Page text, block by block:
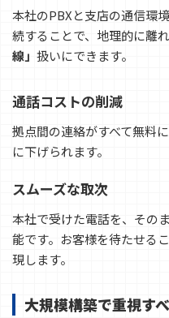
本社のPBXと支店の通信環
続することで、地理的に離
線」 扱いにできます。
通話コストの削減
拠点間の連絡がすべて無料
に下げられます。
スムーズな取次
本社で受けた電話を、その
能です。お客様を待たせる
現します。
大規模構築で重視す